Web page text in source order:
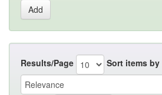
Results/Page Sort items by